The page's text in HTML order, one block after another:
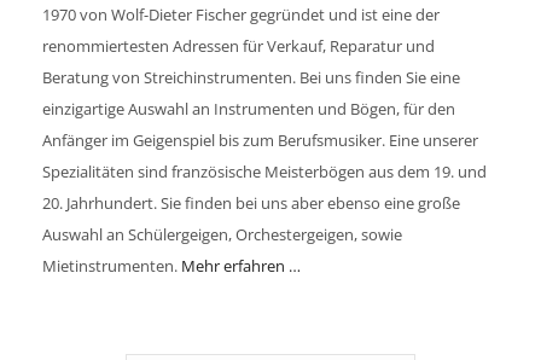
1970 von Wolf-Dieter Fischer gegründet und ist eine der
renommiertesten Adressen für Verkauf, Reparatur und
Beratung von Streichinstrumenten. Bei uns finden Sie eine
einzigartige Auswahl an Instrumenten und Bögen, für den
Anfänger im Geigenspiel bis zum Berufsmusiker. Eine unserer
Spezialitäten sind französische Meisterbögen aus dem 19. und
20. Jahrhundert. Sie finden bei uns aber ebenso eine große
Auswahl an Schülergeigen, Orchestergeigen, sowie
Mietinstrumenten. Mehr erfahren …